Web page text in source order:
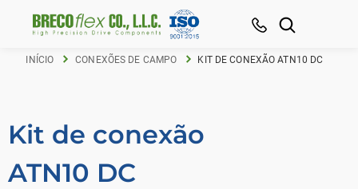
INÍCIO CONEXÕES DE CAMPO KIT DE CONEXÃO ATN10 DC
Kit de conexão
ATN10 DC